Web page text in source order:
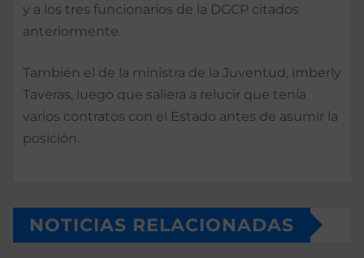
y a los tres funcionarios de la DGCP citados
anteriormente.
También el de la ministra de la Juventud, imberly
Taveras, luego que saliera a relucir que tenía
varios contratos con el Estado antes de asumir la
posición.
NOTICIAS RELACIONADAS